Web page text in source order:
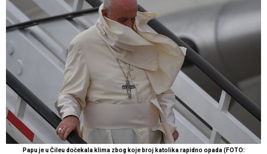
Papu je u Čileu dočekala klima zbog koje broj katolika rapidno opada (FOTO: